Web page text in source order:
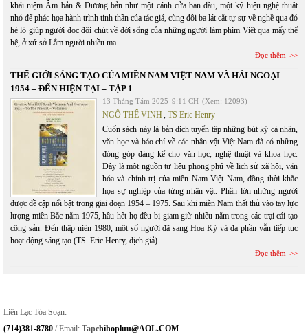
khái niệm Âm bản & Dương bản như một cánh cửa ban đầu, một ký hiệu nghệ thuật
nhỏ để phác họa hành trình tinh thần của tác giả, cùng đôi ba lát cắt tự sự về nghề qua đó
hé lộ giúp người đọc đôi chút về đời sống của những người làm phim Việt qua mấy thế
hệ, ở xứ sở Lắm người nhiều ma …
Đọc thêm
THẾ GIỚI SÁNG TẠO CỦA MIỀN NAM VIỆT NAM VÀ HẢI NGOẠI
1954 – ĐẾN HIỆN TẠI – TẬP 1
13 Tháng Tám 2025 9:11 CH (Xem: 12093)
NGÔ THẾ VINH, TS Eric Henry
Cuốn sách này là bản dịch tuyển tập những bút ký cá nhân,
văn học và báo chí về các nhân vật Việt Nam đã có những
đóng góp đáng kể cho văn học, nghệ thuật và khoa học.
Đây là một nguồn tư liệu phong phú về lịch sử xã hội, văn
hóa và chính trị của miền Nam Việt Nam, đồng thời khắc
họa sự nghiệp của từng nhân vật. Phần lớn những người
được đề cập nổi bật trong giai đoạn 1954 – 1975. Sau khi miền Nam thất thủ vào tay lực
lượng miền Bắc năm 1975, hầu hết họ đều bị giam giữ nhiều năm trong các trại cải tạo
cộng sản. Đến thập niên 1980, một số người đã sang Hoa Kỳ và đa phần vẫn tiếp tục
hoạt động sáng tạo.(TS. Eric Henry, dịch giả)
Đọc thêm
Liên Lạc Tòa Soạn:
(714)381-8780 / Email: TapcHihopluu@AOL.COM